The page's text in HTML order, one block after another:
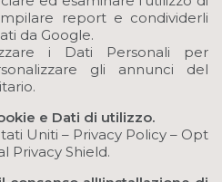
report e condividerli
da Google.
i Dati Personali per
gli annunci del
e Dati di utilizzo.
Uniti – Privacy Policy – Opt
Privacy Shield.